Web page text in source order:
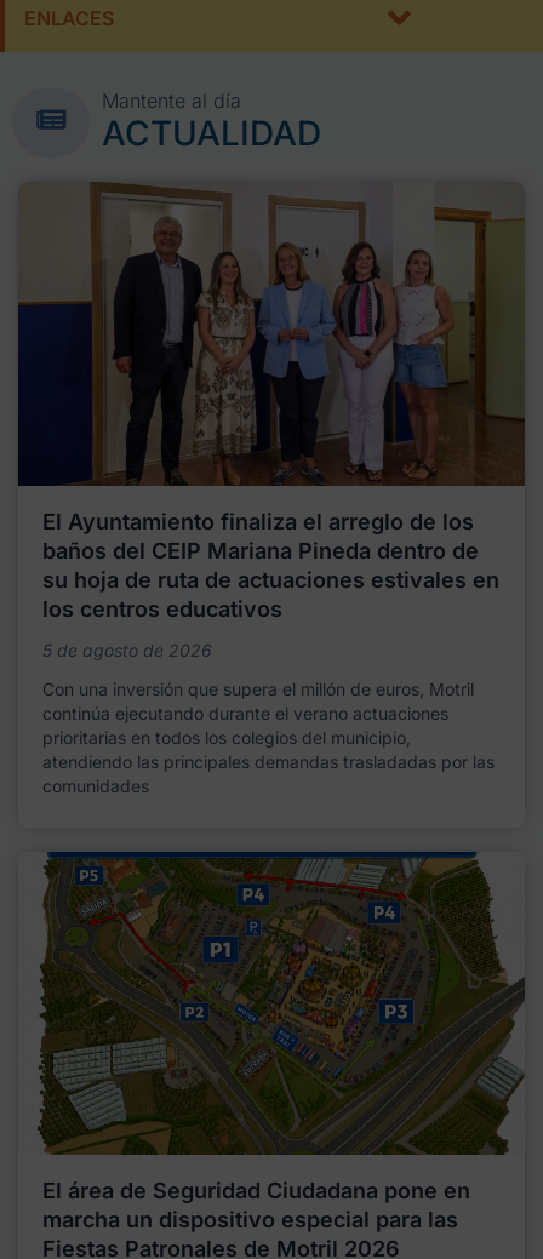
ENLACES
Mantente al día
ACTUALIDAD
El Ayuntamiento finaliza el arreglo de los
baños del CEIP Mariana Pineda dentro de
su hoja de ruta de actuaciones estivales en
los centros educativos
5 de agosto de 2026
Con una inversión que supera el millón de euros, Motril
continúa ejecutando durante el verano actuaciones
prioritarias en todos los colegios del municipio,
atendiendo las principales demandas trasladadas por las
comunidades
El área de Seguridad Ciudadana pone en
marcha un dispositivo especial para las
Fiestas Patronales de Motril 2026